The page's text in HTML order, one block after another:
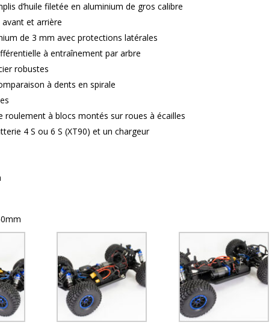
d’huile filetée en aluminium de gros calibre
et arrière
de 3 mm avec protections latérales
à entraînement par arbre
robustes
à dents en spirale
roulement à blocs montés sur roues à écailles
4 S ou 6 S (XT90) et un chargeur